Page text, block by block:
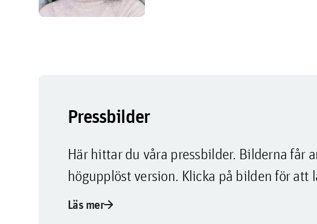
Pressbilder
Här hittar du våra pressbilder. Bilderna får
högupplöst version. Klicka på bilden för att
Läs merarrow_forward